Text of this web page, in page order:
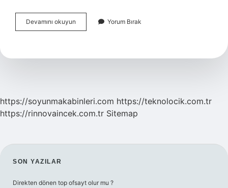
Devamını okuyun
Ekstresi
Gelir
Yorum Bırak
https://soyunmakabinleri.com https://teknolocik.com.tr
https://rinnovaincek.com.tr Sitemap
SIDEBAR
SON YAZILAR
Direkten dönen top ofsayt olur mu ?